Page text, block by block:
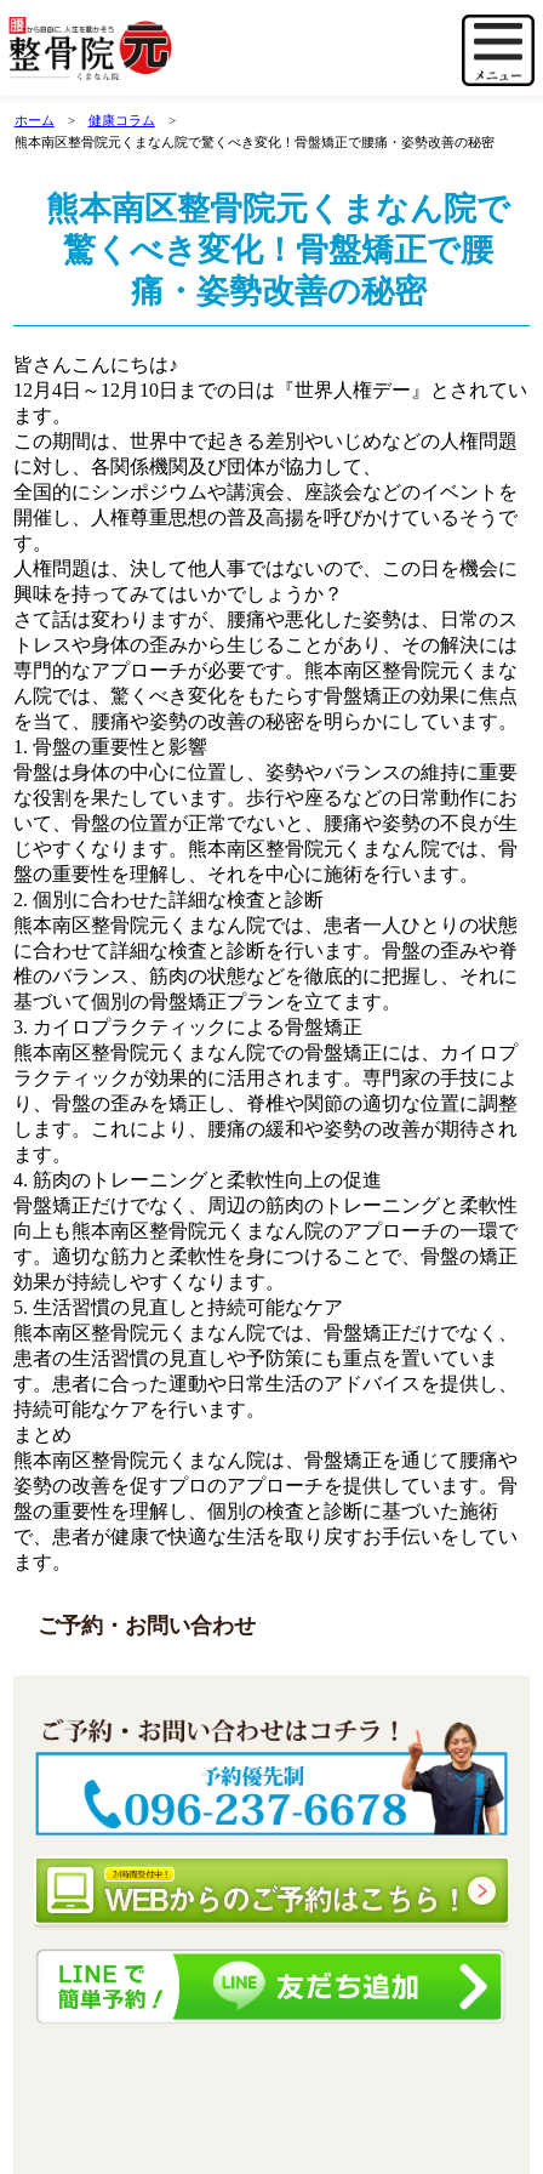
ホーム
健康コラム
熊本南区整骨院元くまなん院で驚くべき変化！骨盤矯正で腰痛・姿勢改善の秘密
熊本南区整骨院元くまなん院で
驚くべき変化！骨盤矯正で腰
痛・姿勢改善の秘密
皆さんこんにちは♪
12月4日～12月10日までの日は『世界人権デー』とされてい
ます。
この期間は、世界中で起きる差別やいじめなどの人権問題
に対し、各関係機関及び団体が協力して、
全国的にシンポジウムや講演会、座談会などのイベントを
開催し、人権尊重思想の普及高揚を呼びかけているそうで
す。
人権問題は、決して他人事ではないので、この日を機会に
興味を持ってみてはいかでしょうか？
さて話は変わりますが、腰痛や悪化した姿勢は、日常のス
トレスや身体の歪みから生じることがあり、その解決には
専門的なアプローチが必要です。熊本南区整骨院元くまな
ん院では、驚くべき変化をもたらす骨盤矯正の効果に焦点
を当て、腰痛や姿勢の改善の秘密を明らかにしています。
1. 骨盤の重要性と影響
骨盤は身体の中心に位置し、姿勢やバランスの維持に重要
な役割を果たしています。歩行や座るなどの日常動作にお
いて、骨盤の位置が正常でないと、腰痛や姿勢の不良が生
じやすくなります。熊本南区整骨院元くまなん院では、骨
盤の重要性を理解し、それを中心に施術を行います。
2. 個別に合わせた詳細な検査と診断
熊本南区整骨院元くまなん院では、患者一人ひとりの状態
に合わせて詳細な検査と診断を行います。骨盤の歪みや脊
椎のバランス、筋肉の状態などを徹底的に把握し、それに
基づいて個別の骨盤矯正プランを立てます。
3. カイロプラクティックによる骨盤矯正
熊本南区整骨院元くまなん院での骨盤矯正には、カイロプ
ラクティックが効果的に活用されます。専門家の手技によ
り、骨盤の歪みを矯正し、脊椎や関節の適切な位置に調整
します。これにより、腰痛の緩和や姿勢の改善が期待され
ます。
4. 筋肉のトレーニングと柔軟性向上の促進
骨盤矯正だけでなく、周辺の筋肉のトレーニングと柔軟性
向上も熊本南区整骨院元くまなん院のアプローチの一環で
す。適切な筋力と柔軟性を身につけることで、骨盤の矯正
効果が持続しやすくなります。
5. 生活習慣の見直しと持続可能なケア
熊本南区整骨院元くまなん院では、骨盤矯正だけでなく、
患者の生活習慣の見直しや予防策にも重点を置いていま
す。患者に合った運動や日常生活のアドバイスを提供し、
持続可能なケアを行います。
まとめ
熊本南区整骨院元くまなん院は、骨盤矯正を通じて腰痛や
姿勢の改善を促すプロのアプローチを提供しています。骨
盤の重要性を理解し、個別の検査と診断に基づいた施術
で、患者が健康で快適な生活を取り戻すお手伝いをしてい
ます。
ご予約・お問い合わせ